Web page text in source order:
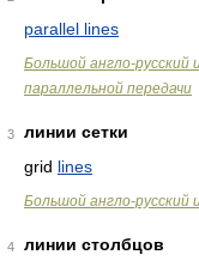
parallel lines
Большой англо-русский
параллельной передачи
3
линии сетки
grid lines
Большой англо-русский
4
линии столбцов